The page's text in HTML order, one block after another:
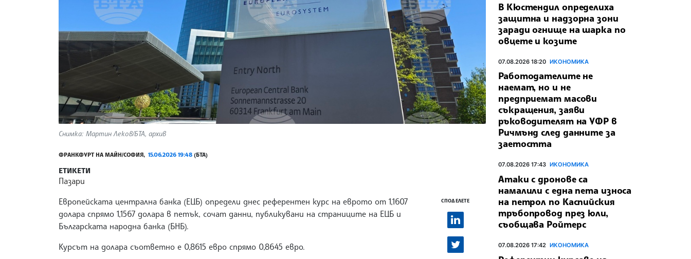
Снимка: Мартин Леков/БТА, архив
ФРАНКФУРТ НА МАЙН/СОФИЯ, 15.06.2026 19:48 (БТА)
ЕТИКЕТИ
Пазари
Европейската централна банка (ЕЦБ) определи днес референтен курс на еврото от 1,1607
долара спрямо 1,1567 долара в петък, сочат данни, публикувани на страниците на ЕЦБ и
Българската народна банка (БНБ).
Курсът на долара съответно е 0,8615 евро спрямо 0,8645 евро.
СПОДЕЛЕТЕ
В Кюстендил определиха
защитна и надзорна зони
заради огнище на шарка по
овцете и козите
07.08.2026 18:20 ИКОНОМИКА
Работодателите не
наемат, но и не
предприемат масови
съкращения, заяви
ръководителят на УФР в
Ричмънд след данните за
заетостта
07.08.2026 17:43 ИКОНОМИКА
Атаки с дронове са
намалили с една пета износа
на петрол по Каспийския
тръбопровод през юли,
съобщава Ройтерс
07.08.2026 17:42 ИКОНОМИКА